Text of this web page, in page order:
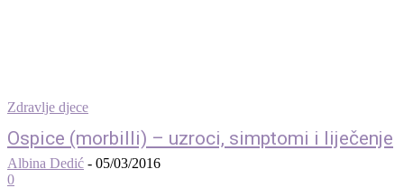
Zdravlje djece
Ospice (morbilli) – uzroci, simptomi i liječenje
Albina Dedić - 05/03/2016
0